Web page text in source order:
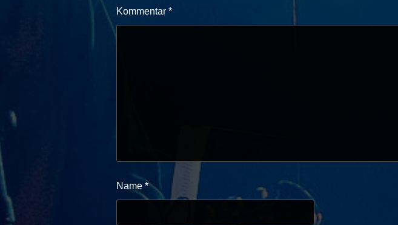
Kommentar *
Name *